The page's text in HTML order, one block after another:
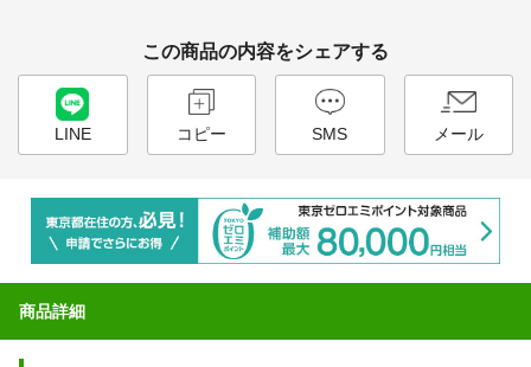
この商品の内容をシェアする
LINE コピー SMS メール
商品詳細